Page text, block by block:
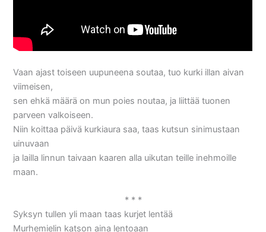
Vaan ajast toiseen uupuneena soutaa, tuo kurki illan aivan
viimeisen,
sen ehkä määrä on mun poies noutaa, ja liittää tuonen
parveen valkoiseen.
Niin koittaa päivä kurkiaura saa, taas kutsun sinimustaan
uinuvaan
ja lailla linnun taivaan kaaren alla uikutan teille inehmoille
maan.
* * *
Syksyn tullen yli maan taas kurjet lentää
Murhemielin katson aina lentoaan